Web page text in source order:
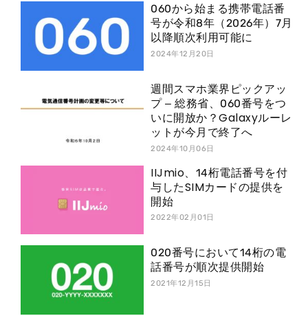
060から始まる携帯電話番
号が令和8年（2026年）7月
以降順次利用可能に
2024年12月20日
週間スマホ業界ピックアッ
プ – 総務省、060番号をつ
いに開放か？Galaxyルーレ
ットが今月で終了へ
2024年10月06日
IIJmio、14桁電話番号を付
与したSIMカードの提供を
開始
2022年02月01日
020番号において14桁の電
話番号が順次提供開始
2021年12月15日